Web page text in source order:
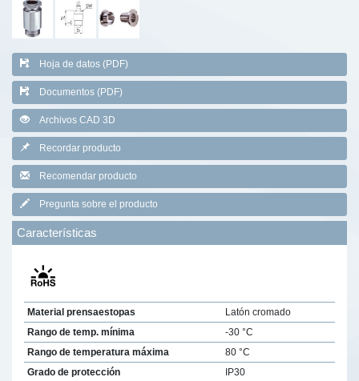
Hoja de datos (PDF)
Documentos (PDF)
Archivos CAD 3D
Recordar producto
Recomendar producto
Pregunta sobre el producto
Características
Material prensaestopas
Latón cromado
Rango de temp. mínima
-30 °C
Rango de temperatura máxima
80 °C
Grado de protección
IP30